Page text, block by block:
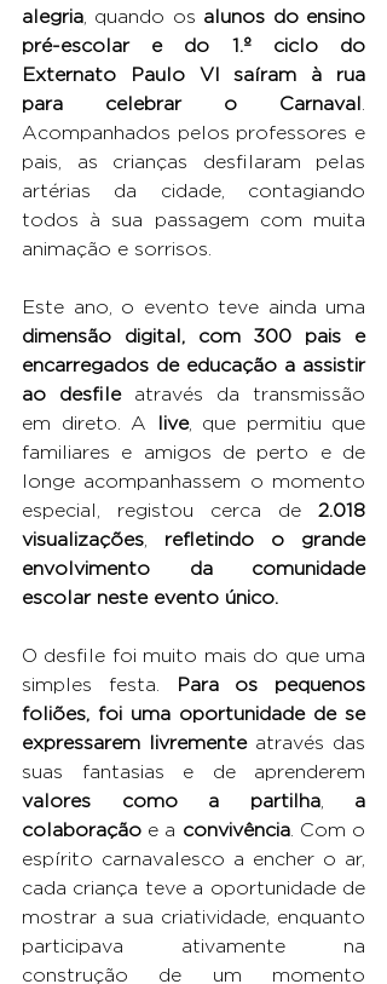
alegria , quando os alunos do ensino
pré-escolar e do 1.º ciclo do
Externato Paulo VI saíram à rua
para celebrar o Carnaval
Acompanhados pelos professores e
pais, as crianças desfilaram pelas
artérias da cidade, contagiando
todos à sua passagem com muita
animação e sorrisos.
dimensão digital, com 300 pais e
encarregados de educação a assistir
ao desfile através da transmissão
em direto. A
live, que permitiu que
familiares e amigos de perto e de
longe acompanhassem o momento
especial, registou cerca de 2.018
visualizações
refletindo o grande
envolvimento da comunidade
escolar neste evento único.
O desfile foi muito mais do que uma
simples festa.
Para os pequenos
foliões, foi uma oportunidade de se
expressarem livremente através das
valores como a partilha, a
colaboração e a convivência. Com o
espírito carnavalesco a encher o ar,
cada criança teve a oportunidade de
mostrar a sua criatividade, enquanto
participava ativamente na
construção de um momento